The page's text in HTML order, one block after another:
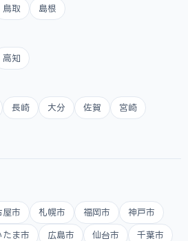
鳥取 島根
高知
長崎 大分 佐賀 宮崎
屋市 札幌市 福岡市 神戸市
たま市 広島市 仙台市 千葉市